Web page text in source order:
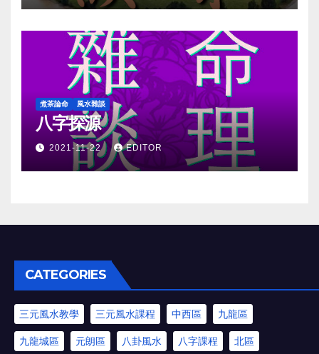
煮茶論命 風水雜談
八字探源
2021-11-22 EDITOR
CATEGORIES
三元風水教學 三元風水課程 中西區 九龍區
九龍城區 元朗區 八卦風水 八字課程 北區